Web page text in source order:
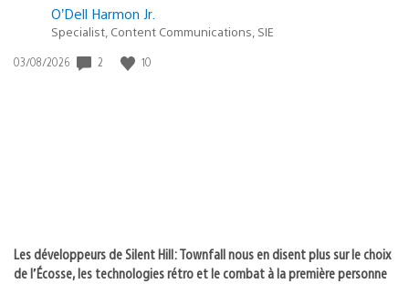
O’Dell Harmon Jr.
Specialist, Content Communications, SIE
Date
03/08/2026 2 10
Les développeurs de Silent Hill: Townfall nous en disent plus sur le choix
de l’Écosse, les technologies rétro et le combat à la première personne